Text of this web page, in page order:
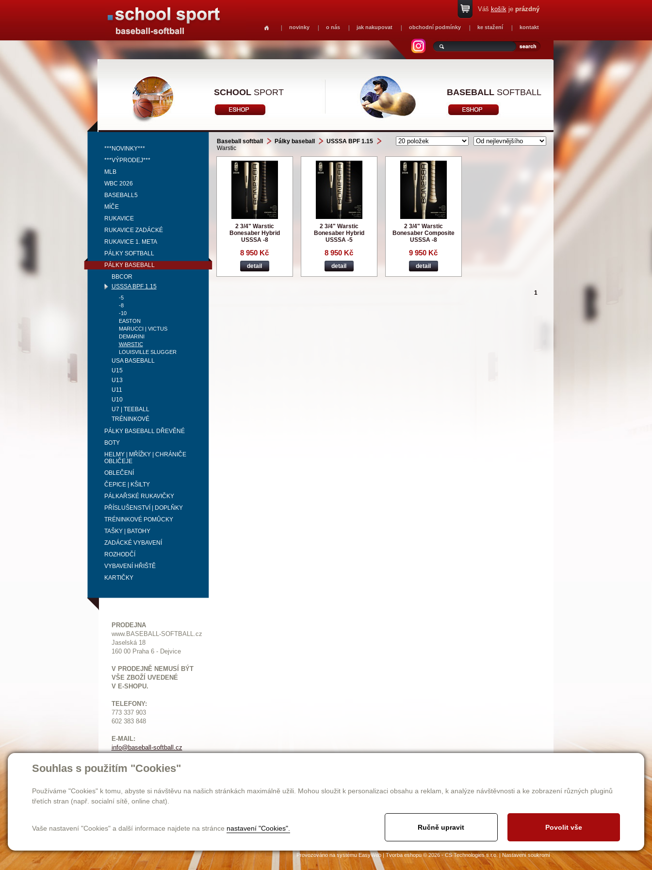
Souhlas s použitím "Cookies"
Používáme "Cookies" k tomu, abyste si návštěvu na našich stránkách maximálně užili. Mohou sloužit k personalizaci obsahu a reklam, k analýze návštěvnosti a ke zobrazení různých pluginů
třetích stran (např. socialní sítě, online chat).
Vaše nastavení "Cookies" a další informace najdete na stránce nastavení "Cookies". Ručně upravit Povolit vše
novinky o nás jak nakupovat obchodní podmínky ke stažení kontakt
Váš košíkje prázdný
SCHOOLSPORT BASEBALLSOFTBALL
***NOVINKY***
***VÝPRODEJ***
MLB
WBC 2026
BASEBALL5
MÍČE
RUKAVICE
RUKAVICE ZADÁCKÉ
RUKAVICE 1. META
PÁLKY SOFTBALL
PÁLKY BASEBALL
BBCOR
USSSA BPF 1.15
-5
-8
-10
EASTON
MARUCCI | VICTUS
DEMARINI
WARSTIC
LOUISVILLE SLUGGER
USA BASEBALL
U15
U13
U11
U10
U7 | TEEBALL
TRÉNINKOVÉ
PÁLKY BASEBALL DŘEVĚNÉ
BOTY
HELMY | MŘÍŽKY | CHRÁNIČE
OBLIČEJE
OBLEČENÍ
ČEPICE | KŠILTY
PÁLKAŘSKÉ RUKAVIČKY
PŘÍSLUŠENSTVÍ | DOPLŇKY
TRÉNINKOVÉ POMŮCKY
TAŠKY | BATOHY
ZADÁCKÉ VYBAVENÍ
ROZHODČÍ
VYBAVENÍ HŘIŠTĚ
KARTIČKY
PRODEJNA
www.BASEBALL-SOFTBALL.cz
Jaselská 18
160 00 Praha 6 - Dejvice
V PRODEJNĚ NEMUSÍ BÝT
VŠE ZBOŽÍ UVEDENÉ
V E-SHOPU.
TELEFONY:
773 337 903
602 383 848
E-MAIL:
info@baseball-softball.cz
Otevírací doba:
Pondělí: 14-17
Sobota: 9-12
Baseball softball Pálky baseball
USSSA BPF 1.15
Warstic
2 3/4" Warstic
Bonesaber Hybrid
USSSA -8
8 950 Kč
detail
2 3/4" Warstic
Bonesaber Hybrid
USSSA -5
8 950 Kč
detail
2 3/4" Warstic
Bonesaber Composite
USSSA -8
9 950 Kč
detail
1
jak nakupovat obchodní podmínky
Provozováno na systémuEasyWeb|Tvorba eshopu© 2026 - CS Technologies s.r.o.|Nastavení soukromí